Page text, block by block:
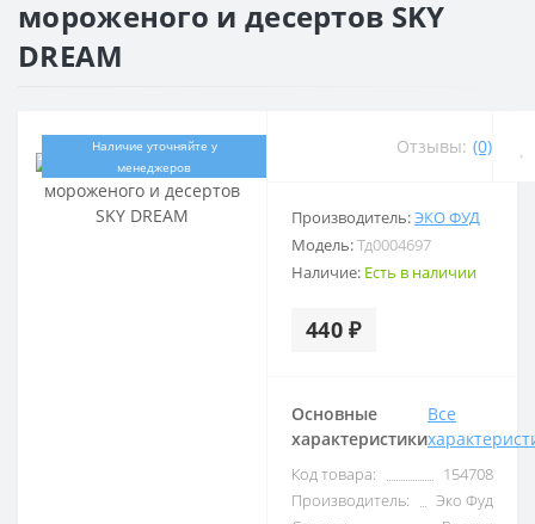
мороженого и десертов SKY
DREAM
Наличие уточняйте у
менеджеров
Отзывы: (0)
Производитель:ЭКО ФУД
Модель:Тд0004697
Наличие: Есть в наличии
440 ₽
Основные
характеристики
Все
Код товара:
154708
Производитель:
Эко Фуд